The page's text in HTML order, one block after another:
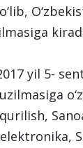
yil 5-